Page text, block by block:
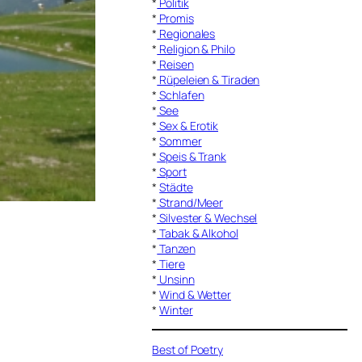
* Promis
* Regionales
* Religion & Philo
* Reisen
* Rüpeleien & Tiraden
* Schlafen
* See
* Sex & Erotik
*Sommer
* Speis & Trank
* Sport
*Städte
* Strand/Meer
* Silvester & Wechsel
* Tabak & Alkohol
* Tanzen
* Tiere
* Unsinn
*Wind & Wetter
*Winter
Best of Poetry